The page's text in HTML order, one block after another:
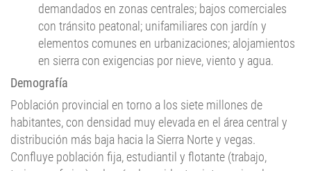
demandados en zonas centrales; bajos comerciales
con tránsito peatonal; unifamiliares con jardín y
elementos comunes en urbanizaciones; alojamientos
en sierra con exigencias por nieve, viento y agua.
Demografía
Población provincial en torno a los siete millones de
habitantes, con densidad muy elevada en el área central y
distribución más baja hacia la Sierra Norte y vegas.
Confluye población fija, estudiantil y flotante (trabajo,